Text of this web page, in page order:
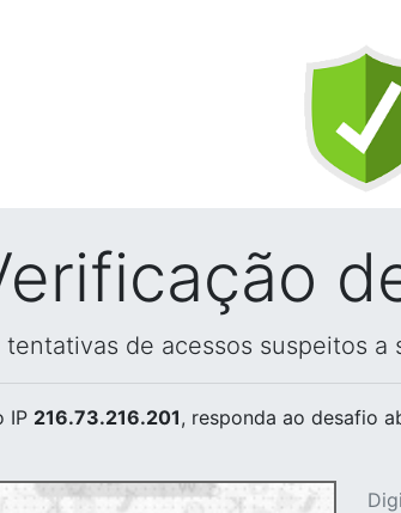
de acessos suspeitos a
IP 216.73.216.201, responda ao desafio